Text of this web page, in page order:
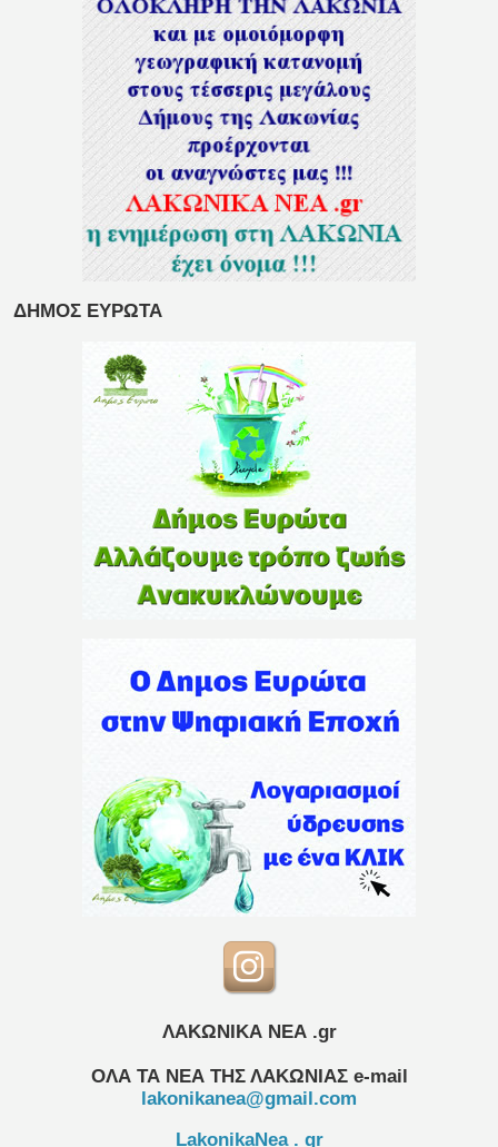
ΔΗΜΟΣ ΕΥΡΩΤΑ
ΛΑΚΩΝΙΚΑ ΝΕΑ .gr
ΟΛΑ ΤΑ ΝΕΑ ΤΗΣ ΛΑΚΩΝΙΑΣ e-mail
lakonikanea@gmail.com
LakonikaNea . gr